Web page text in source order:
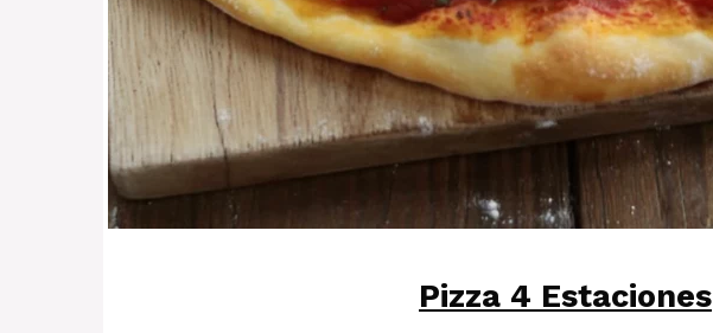
Pizza 4 Estaciones